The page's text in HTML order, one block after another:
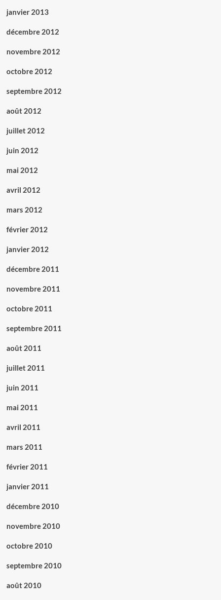
janvier 2013
décembre 2012
novembre 2012
octobre 2012
septembre 2012
août 2012
juillet 2012
juin 2012
mai 2012
avril 2012
mars 2012
février 2012
janvier 2012
décembre 2011
novembre 2011
octobre 2011
septembre 2011
août 2011
juillet 2011
juin 2011
mai 2011
avril 2011
mars 2011
février 2011
janvier 2011
décembre 2010
novembre 2010
octobre 2010
septembre 2010
août 2010